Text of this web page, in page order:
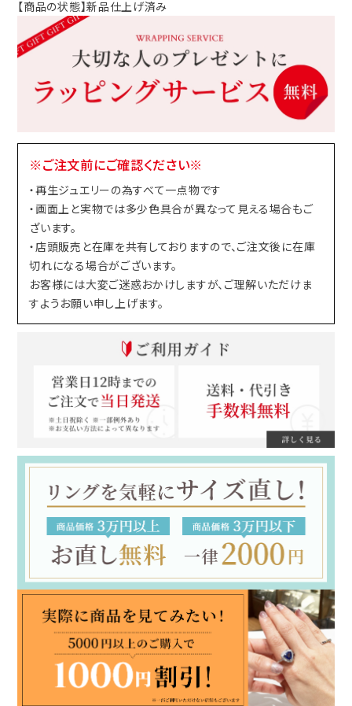
【商品の状態】新品仕上げ済み
※ご注文前にご確認ください※
・再生ジュエリーの為すべて一点物です
・画面上と実物では多少色具合が異なって見える場合もご
ざいます。
・店頭販売と在庫を共有しておりますので、ご注文後に在庫
切れになる場合がございます。
お客様には大変ご迷惑おかけしますが、ご理解いただけま
すようお願い申し上げます。